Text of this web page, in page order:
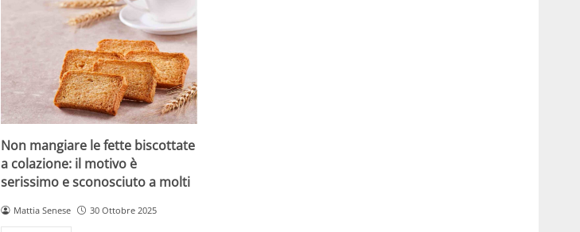
Non mangiare le fette biscottate
a colazione: il motivo è
serissimo e sconosciuto a molti
Mattia Senese 30 Ottobre 2025